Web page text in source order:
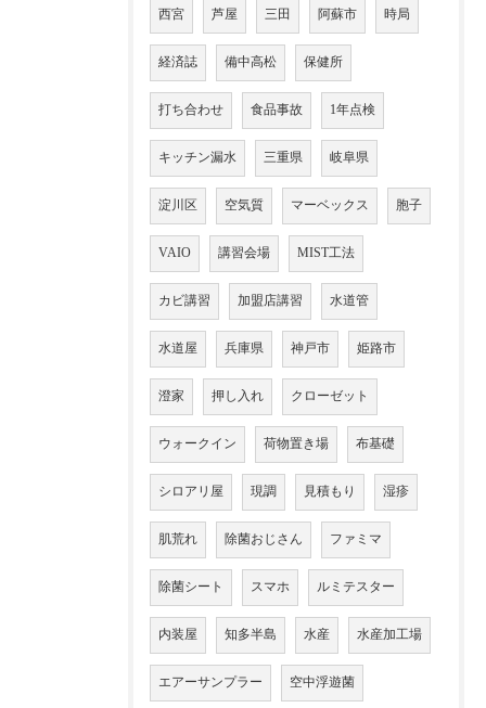
西宮 芦屋 三田 阿蘇市 時局
経済誌 備中高松 保健所
打ち合わせ 食品事故 1年点検
キッチン漏水 三重県 岐阜県
淀川区 空気質 マーベックス 胞子
VAIO 講習会場 MIST工法
カビ講習 加盟店講習 水道管
水道屋 兵庫県 神戸市 姫路市
澄家 押し入れ クローゼット
ウォークイン 荷物置き場 布基礎
シロアリ屋 現調 見積もり 湿疹
肌荒れ 除菌おじさん ファミマ
除菌シート スマホ ルミテスター
内装屋 知多半島 水産 水産加工場
エアーサンプラー 空中浮遊菌